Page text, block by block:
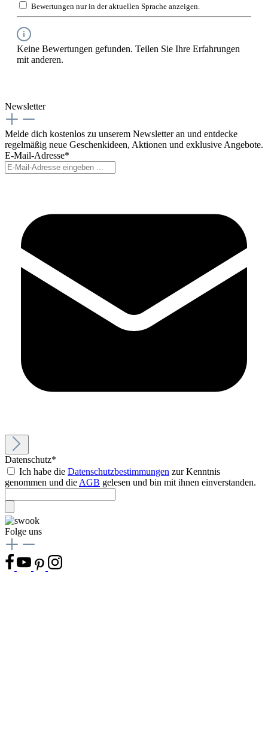
Bewertungen nur in der aktuellen Sprache anzeigen.
Keine Bewertungen gefunden. Teilen Sie Ihre Erfahrungen
mit anderen.
Newsletter
Melde dich kostenlos zu unserem Newsletter an und entdecke
regelmäßig neue Geschenkideen, Aktionen und exklusive Angebote.
E-Mail-Adresse*
Datenschutz*
Ich habe die Datenschutzbestimmungen zur Kenntnis
genommen und die AGB gelesen und bin mit ihnen einverstanden.
Folge uns